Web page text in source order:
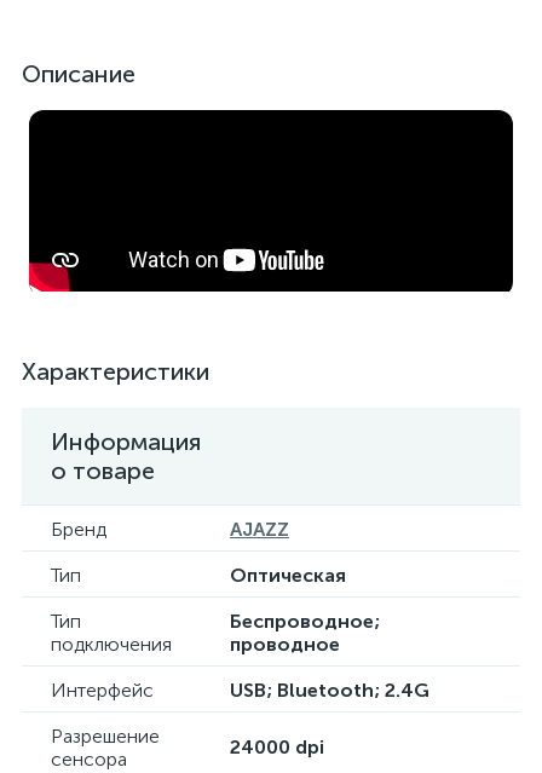
Описание
Характеристики
Информация
о товаре
Бренд
AJAZZ
Тип
Оптическая
Тип
подключения
Беспроводное;
проводное
Интерфейс
USB; Bluetooth; 2.4G
Разрешение
сенсора
24000 dpi